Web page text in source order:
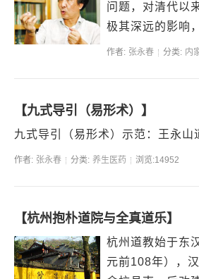
问题，对清代以
极其深远的影响
作者: 张永春 分类: 内
【九式导引（易形术）】
九式导引（易形术）示范：王永山
作者: 张永春 分类: 养生医药 浏览:14952
【杭州抱朴道院与全真道乐】
杭州道教始于东
元前108年），